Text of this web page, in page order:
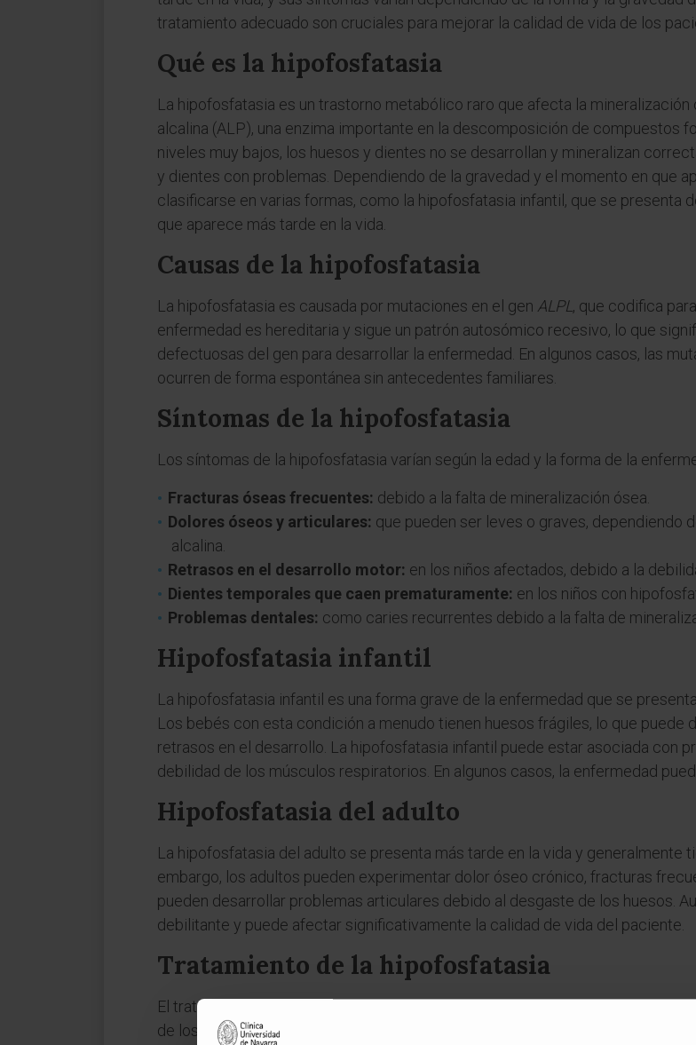
tratamiento adecuado son cruciales para mejorar la calidad de vida de los
Qué es la hipofosfatasia
La hipofosfatasia es un trastorno metabólico raro que afecta la
alcalina (ALP), una enzima importante en la descomposición de compuestos
niveles muy bajos, los huesos y dientes no se desarrollan y mineralizan
y dientes con problemas. Dependiendo de la gravedad y el momento en que
clasificarse en varias formas, como la hipofosfatasia infantil, que se presenta
que aparece más tarde en la vida.
Causas de la hipofosfatasia
La hipofosfatasia es causada por mutaciones en el gen ALPL, que codifica
enfermedad es hereditaria y sigue un patrón autosómico recesivo, lo que
defectuosas del gen para desarrollar la enfermedad. En algunos casos, las
ocurren de forma espontánea sin antecedentes familiares.
Síntomas de la hipofosfatasia
Los síntomas de la hipofosfatasia varían según la edad y la forma de la
Fracturas óseas frecuentes: debido a la falta de mineralización ósea.
Dolores óseos y articulares: que pueden ser leves o graves, dependiendo
alcalina.
Retrasos en el desarrollo motor: en los niños afectados, debido a la
Dientes temporales que caen prematuramente: en los niños con
Problemas dentales: como caries recurrentes debido a la falta de
Hipofosfatasia infantil
La hipofosfatasia infantil es una forma grave de la enfermedad que se
Los bebés con esta condición a menudo tienen huesos frágiles, lo que puede
retrasos en el desarrollo. La hipofosfatasia infantil puede estar asociada con
debilidad de los músculos respiratorios. En algunos casos, la enfermedad
Hipofosfatasia del adulto
La hipofosfatasia del adulto se presenta más tarde en la vida y generalmente
embargo, los adultos pueden experimentar dolor óseo crónico, fracturas
pueden desarrollar problemas articulares debido al desgaste de los huesos.
debilitante y puede afectar significativamente la calidad de vida del paciente.
Tratamiento de la hipofosfatasia
El tratamiento de la hipofosfatasia varía dependiendo de la gravedad de la
de los enfoques más efectivos es el tratamiento con
, una